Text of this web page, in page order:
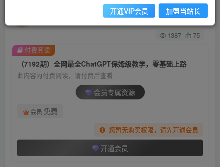
关注 私信
1387 75
（7192期）全网最全ChatGPT保姆级教学，零基础上路
此内容为付费阅读，请付费后查看
会员专属资源
会员 免费
您暂无购买权限，请先开通会员
开通会员
付费阅读
开通VIP会员 加盟当站长